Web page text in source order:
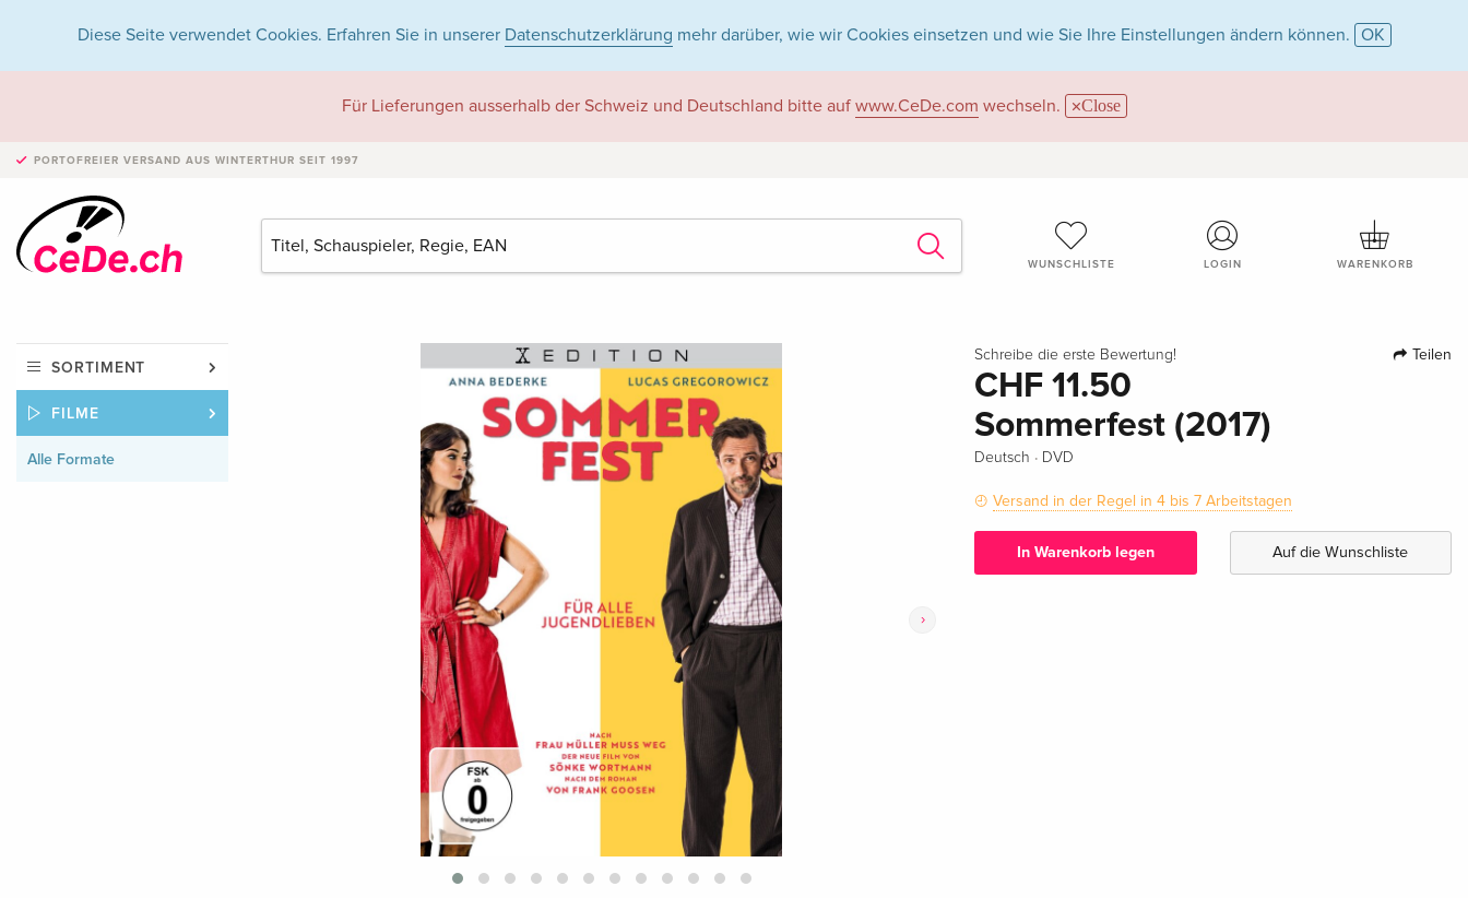
Diese Seite verwendet Cookies. Erfahren Sie in unserer Datenschutzerklärung mehr darüber, wie wir Cookies einsetzen und wie Sie Ihre Einstellungen ändern können. OK
Für Lieferungen ausserhalb der Schweiz und Deutschland bitte auf www.CeDe.com wechseln. Close
PORTOFREIER VERSAND AUS WINTERTHUR SEIT 1997
WUNSCHLISTE LOGIN WARENKORB
SORTIMENT
FILME
Alle Formate
›
Schreibe die erste Bewertung! Teilen
CHF 11.50
Sommerfest (2017)
Deutsch · DVD
Versand in der Regel in 4 bis 7 Arbeitstagen
In Warenkorb legen Auf die Wunschliste